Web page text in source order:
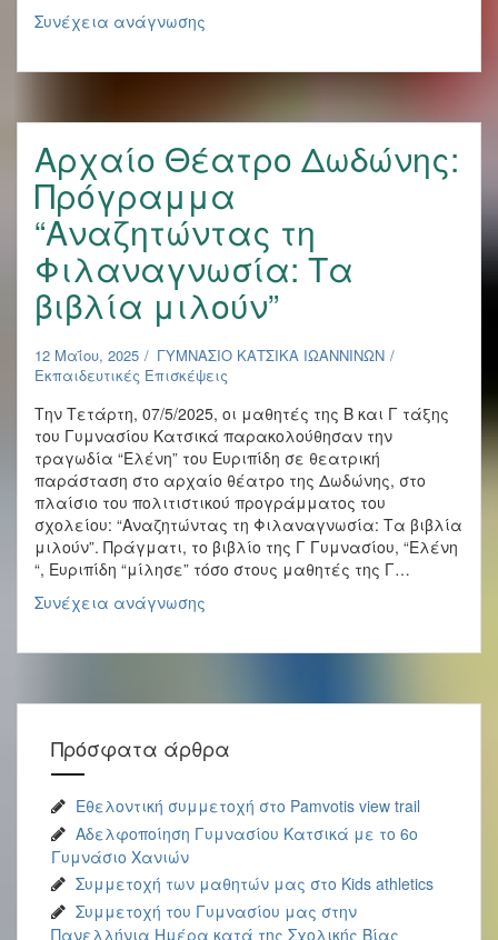
Συνέχεια ανάγνωσης
δίκης
Αρχαίο Θέατρο Δωδώνης:
Πρόγραμμα
“Αναζητώντας τη
Φιλαναγνωσία: Τα
βιβλία μιλούν”
12 Μαΐου, 2025
ΓΥΜΝΑΣΙΟ ΚΑΤΣΙΚΑ ΙΩΑΝΝΙΝΩΝ
Εκπαιδευτικές Επισκέψεις
Την Τετάρτη, 07/5/2025, οι μαθητές της Β και Γ τάξης
του Γυμνασίου Κατσικά παρακολούθησαν την
τραγωδία “Ελένη” του Ευριπίδη σε θεατρική
παράσταση στο αρχαίο θέατρο της Δωδώνης, στο
πλαίσιο του πολιτιστικού προγράμματος του
σχολείου: “Αναζητώντας τη Φιλαναγνωσία: Τα βιβλία
μιλούν”. Πράγματι, το βιβλίο της Γ Γυμνασίου, “Ελένη
“, Ευριπίδη “μίλησε” τόσο στους μαθητές της Γ…
Συνέχεια ανάγνωσης
τη
Τα
μιλούν”
Πρόσφατα άρθρα
Εθελοντική συμμετοχή στο Pamvotis view trail
Αδελφοποίηση Γυμνασίου Κατσικά με το 6ο
Γυμνάσιο Χανιών
Συμμετοχή των μαθητών μας στο Kids athletics
Συμμετοχή του Γυμνασίου μας στην
Πανελλήνια Ημέρα κατά της Σχολικής Βίας